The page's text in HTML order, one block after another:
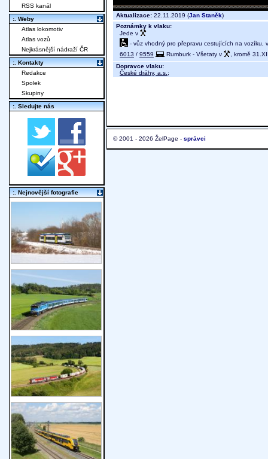
Aktualizace: 22.11.2019 (Jan Staněk)
Poznámky k vlaku:
Jede v
- vůz vhodný pro přepravu cestujících na vozíku,
6013 / 9559 Rumburk - Všetaty v
, kromě
Dopravce vlaku:
České dráhy, a.s. ;
© 2001 - 2026 ŽelPage - správci
RSS kanál
:. Weby
Atlas lokomotiv
Atlas vozů
Nejkrásnější nádraží ČR
:. Kontakty
Redakce
Spolek
Skupiny
:. Sledujte nás
:. Nejnovější fotografie